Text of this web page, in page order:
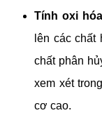
Tính oxi
lên các
chất phân
xem xét
cơ cao.